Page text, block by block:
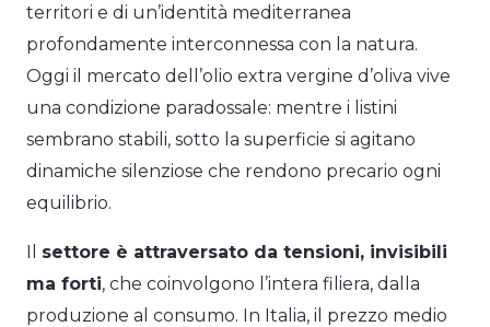
territori e di un’identità mediterranea
profondamente interconnessa con la natura.
Oggi il mercato dell’olio extra vergine d’oliva vive
una condizione paradossale: mentre i listini
sembrano stabili, sotto la superficie si agitano
dinamiche silenziose che rendono precario ogni
equilibrio.
Il settore è attraversato da tensioni, invisibili
ma forti, che coinvolgono l’intera filiera, dalla
produzione al consumo. In Italia, il prezzo medio